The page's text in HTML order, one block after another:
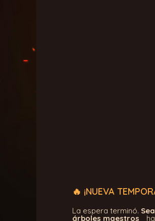
🔥 ¡NUEVA
La espera terminó.
árboles maestros